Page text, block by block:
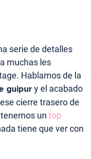
serie de detalles
muchas les
Hablamos de la
guipur y el acabado
cierre trasero de
un top
tiene que ver con